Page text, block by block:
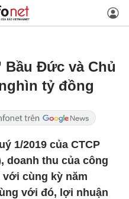
Bầu Đức và Chủ
tỷ đồng
1/2019 của CTCP
doanh thu của công
với cùng kỳ năm
với đó, lợi nhuận